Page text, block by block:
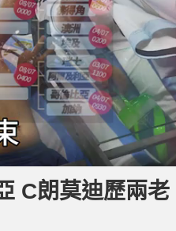
C朗莫迪歷兩老